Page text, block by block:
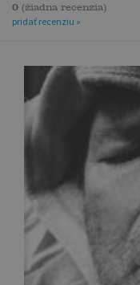
0 (žiadna recenzia)
pridať recenziu »